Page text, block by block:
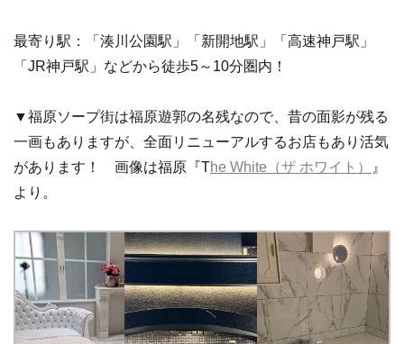
最寄り駅：「湊川公園駅」「新開地駅」「高速神戸駅」
「JR神戸駅」などから徒歩5～10分圏内！
▼福原ソープ街は福原遊郭の名残なので、昔の面影が残る
一画もありますが、全面リニューアルするお店もあり活気
があります！ 画像は福原『The White（ザ ホワイト）
』
より。